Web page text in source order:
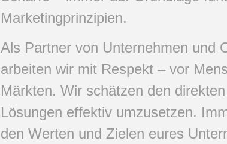
Marketingprinzipien.
Als Partner von Unternehmen und
arbeiten wir mit Respekt – vor
Märkten. Wir schätzen den
Lösungen effektiv umzusetzen.
den Werten und Zielen eures